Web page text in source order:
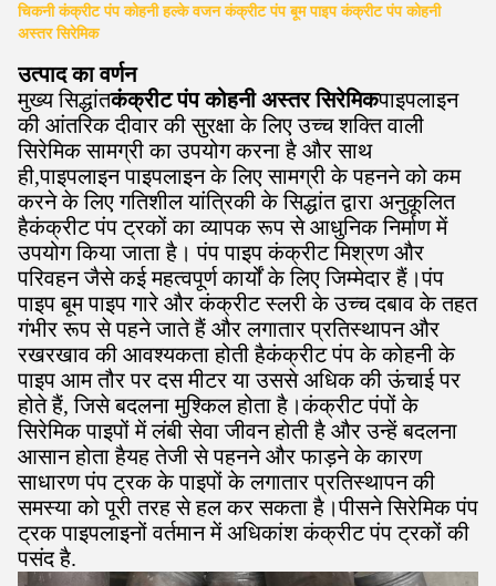
चिकनी कंक्रीट पंप कोहनी हल्के वजन कंक्रीट पंप बूम पाइप कंक्रीट पंप कोहनी
अस्तर सिरेमिक
उत्पाद का वर्णन
मुख्य सिद्धांतकंक्रीट पंप कोहनी अस्तर सिरेमिकपाइपलाइन
की आंतरिक दीवार की सुरक्षा के लिए उच्च शक्ति वाली
सिरेमिक सामग्री का उपयोग करना है और साथ
ही,पाइपलाइन पाइपलाइन के लिए सामग्री के पहनने को कम
करने के लिए गतिशील यांत्रिकी के सिद्धांत द्वारा अनुकूलित
हैकंक्रीट पंप ट्रकों का व्यापक रूप से आधुनिक निर्माण में
उपयोग किया जाता है। पंप पाइप कंक्रीट मिश्रण और
परिवहन जैसे कई महत्वपूर्ण कार्यों के लिए जिम्मेदार हैं।पंप
पाइप बूम पाइप गारे और कंक्रीट स्लरी के उच्च दबाव के तहत
गंभीर रूप से पहने जाते हैं और लगातार प्रतिस्थापन और
रखरखाव की आवश्यकता होती हैकंक्रीट पंप के कोहनी के
पाइप आम तौर पर दस मीटर या उससे अधिक की ऊंचाई पर
होते हैं, जिसे बदलना मुश्किल होता है।कंक्रीट पंपों के
सिरेमिक पाइपों में लंबी सेवा जीवन होती है और उन्हें बदलना
आसान होता हैयह तेजी से पहनने और फाड़ने के कारण
साधारण पंप ट्रक के पाइपों के लगातार प्रतिस्थापन की
समस्या को पूरी तरह से हल कर सकता है।पीसने सिरेमिक पंप
ट्रक पाइपलाइनों वर्तमान में अधिकांश कंक्रीट पंप ट्रकों की
पसंद है.